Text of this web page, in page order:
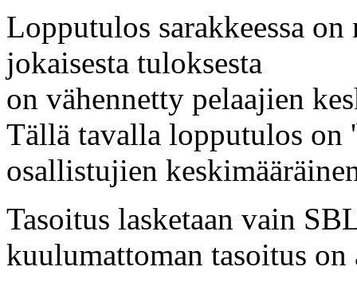
Lopputulos sarakkeessa
jokaisesta tuloksesta
on vähennetty pelaajien
Tällä tavalla lopputulos
osallistujien
Tasoitus lasketaan vain
kuulumattoman tasoitus